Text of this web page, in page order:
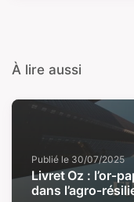
À lire aussi
Publié le 30/07/2025
Livret Oz :
dans